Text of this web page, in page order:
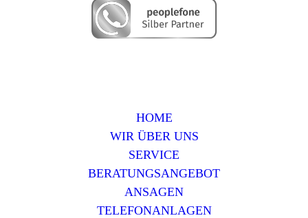
HOME
WIR ÜBER UNS
SERVICE
BERATUNGSANGEBOT
ANSAGEN
TELEFONANLAGEN